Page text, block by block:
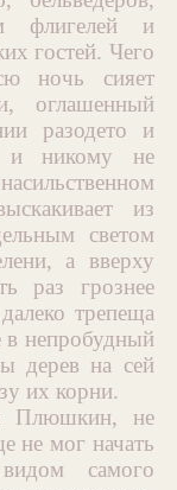
флигелей и
гостей. Чего
ночь сияет
оглашенный
разодето и
и никому не
из
светом
а вверху
раз грознее
трепеща
в непробудный
дерев на сей
их корни.
Плюшкин, не
не мог начать
самого